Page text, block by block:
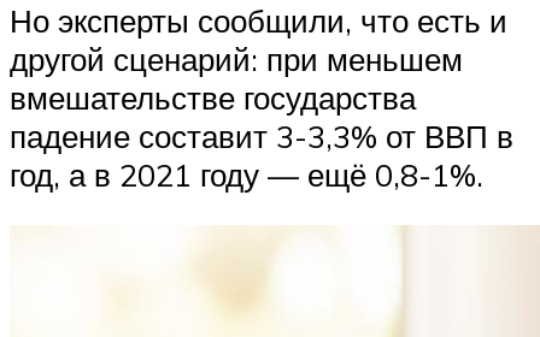
Но эксперты сообщили, что есть и
другой сценарий: при меньшем
вмешательстве государства
падение составит 3-3,3% от ВВП в
год, а в 2021 году — ещё 0,8-1%.